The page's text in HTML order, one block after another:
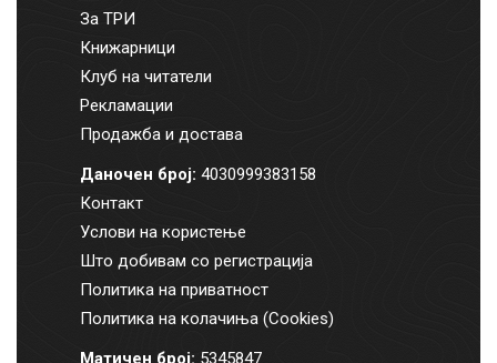
За ТРИ
Книжарници
Клуб на читатели
Рекламации
Продажба и достава
Даночен број: 4030999383158
Контакт
Услови на користење
Што добивам со регистрација
Политика на приватност
Политика на колачиња (Cookies)
Матичен број: 5345847